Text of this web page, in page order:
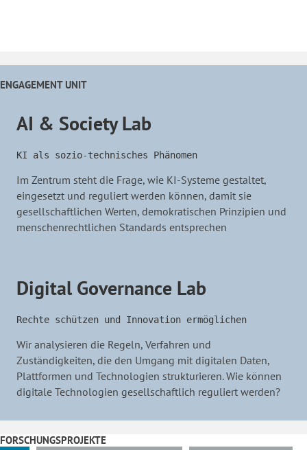
ENGAGEMENT UNIT
AI & Society Lab
KI als sozio-technisches Phänomen
Im Zentrum steht die Frage, wie KI-Systeme gestaltet,
eingesetzt und reguliert werden können, damit sie
gesellschaftlichen Werten, demokratischen Prinzipien und
menschenrechtlichen Standards entsprechen
Digital Governance Lab
Rechte schützen und Innovation ermöglichen
Wir analysieren die Regeln, Verfahren und
Zuständigkeiten, die den Umgang mit digitalen Daten,
Plattformen und Technologien strukturieren. Wie können
digitale Technologien gesellschaftlich reguliert werden?
FORSCHUNGSPROJEKTE